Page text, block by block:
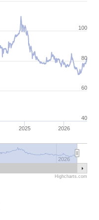
2025 2026
2026
40
60
80
100
Highcharts.com